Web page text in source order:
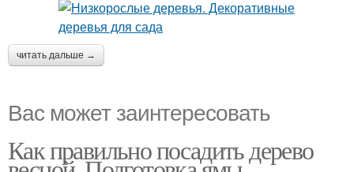
читать дальше →
Вас может заинтересовать
Как правильно посадить дерево